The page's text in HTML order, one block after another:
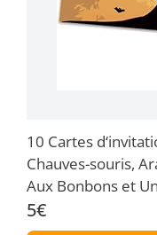
10 Cartes
Chauves-souris,
Aux Bonbons et
5€